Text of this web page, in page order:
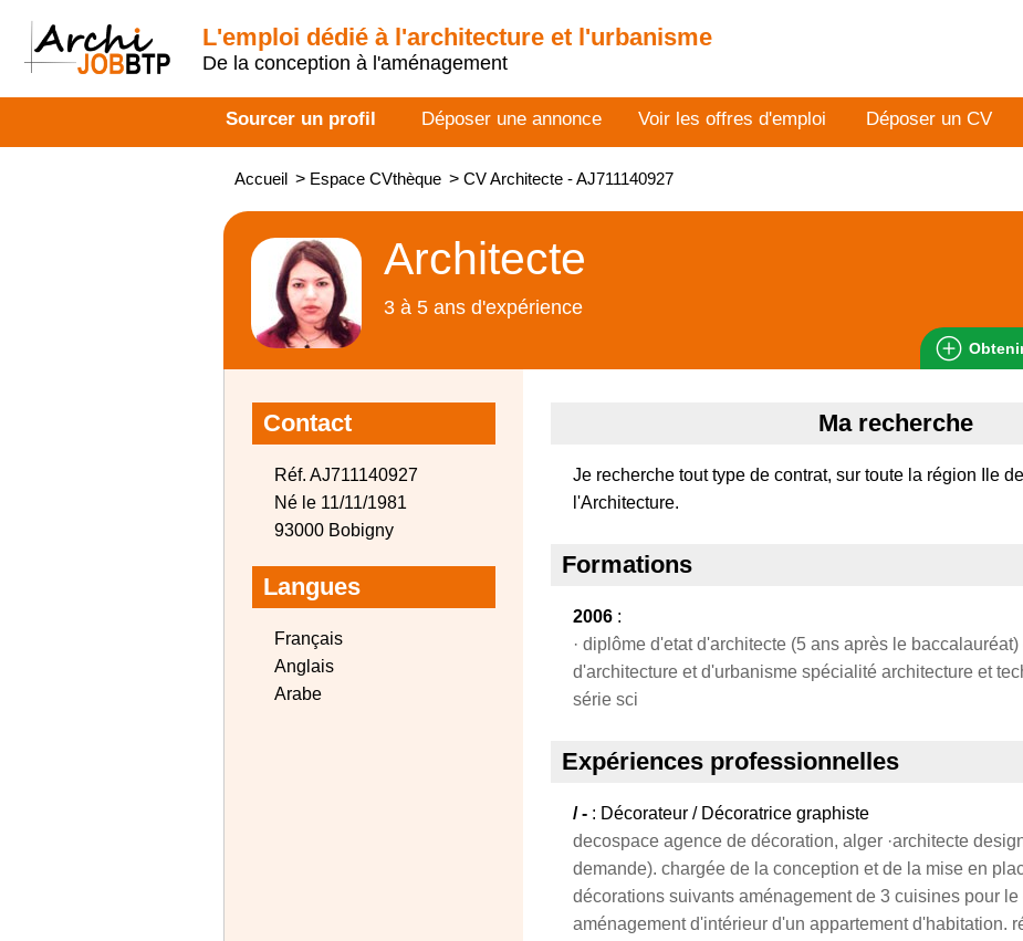
L'emploi dédié à l'architecture et l'urbanisme
De la conception à l'aménagement
Sourcer un profil Déposer une annonce Voir les offres d'emploi Déposer un CV
Accueil > Espace CVthèque > CV Architecte - AJ711140927
Architecte
3 à 5 ans d'expérience
Contact
Réf. AJ711140927
Né le 11/11/1981
93000 Bobigny
Langues
Français
Anglais
Arabe
Ma recherche
Je recherche tout type de contrat, sur toute la région Ile
l'Architecture.
Formations
2006 :
· diplôme d'etat d'architecte (5 ans après le
d'architecture et d'urbanisme spécialité architecture et
série sci
Expériences professionnelles
/ - : Décorateur / Décoratrice graphiste
decospace agence de décoration, alger ·architecte
demande). chargée de la conception et de la mise en
décorations suivants aménagement de 3 cuisines pour
aménagement d'intérieur d'un appartement d'habitation.